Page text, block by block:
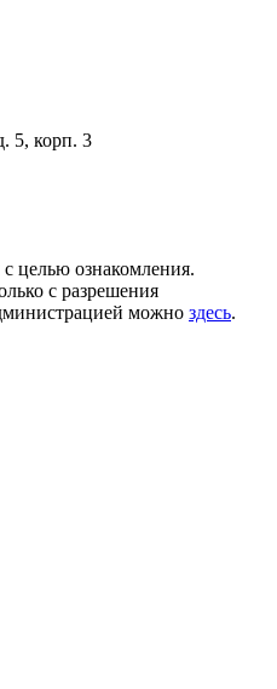
5, корп. 3
целью ознакомления.
с разрешения
можно здесь.